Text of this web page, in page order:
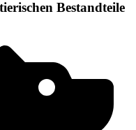
Bestandteile